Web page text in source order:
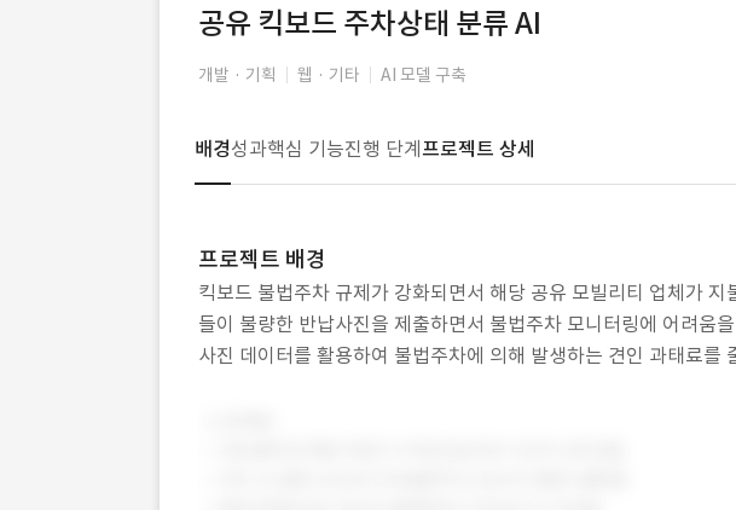
공유 킥보드 주차상태 분류 AI
개발 · 기획 웹 · 기타 AI 모델 구축
배경성과핵심 기능진행 단계 프로젝트 상세
프로젝트 배경
킥보드 불법주차 규제가 강화되면서 해당 공유 모빌리티 업체가 지
들이 불량한 반납사진을 제출하면서 불법주차 모니터링에 어려움
사진 데이터를 활용하여 불법주차에 의해 발생하는 견인 과태료를